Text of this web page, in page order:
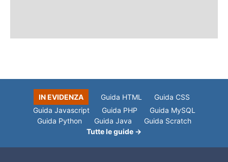
IN EVIDENZA Guida HTML
Guida CSS
Guida Javascript
Guida PHP
Guida MySQL
Guida Python
Guida Java
Guida Scratch
Tutte le guide →